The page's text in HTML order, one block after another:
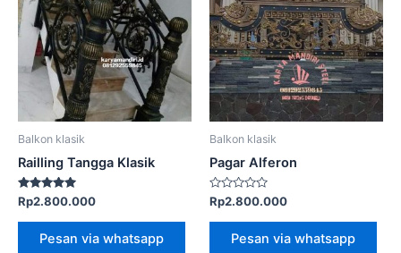
Balkon klasik
Railling Tangga Klasik
Dinilai
5.00
dari 5
Rp2.800.000
Pesan via whatsapp
Balkon klasik
Pagar Alferon
Dinilai
0
dari
Rp2.800.000
Pesan via whatsapp